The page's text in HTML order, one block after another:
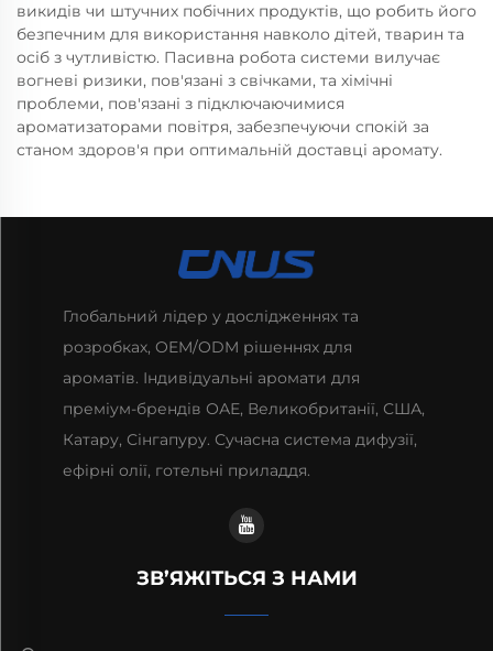
викидів чи штучних побічних продуктів, що робить його
безпечним для використання навколо дітей, тварин та
осіб з чутливістю. Пасивна робота системи вилучає
вогневі ризики, пов'язані з свічками, та хімічні
проблеми, пов'язані з підключаючимися
ароматизаторами повітря, забезпечуючи спокій за
станом здоров'я при оптимальній доставці аромату.
Глобальний лідер у дослідженнях та
розробках, OEM/ODM рішеннях для
ароматів. Індивідуальні аромати для
преміум-брендів ОАЕ, Великобританії, США,
Катару, Сінгапуру. Сучасна система дифузії,
ефірні олії, готельні приладдя.
ЗВ’ЯЖІТЬСЯ З НАМИ